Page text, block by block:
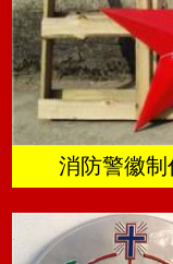
消防警徽制